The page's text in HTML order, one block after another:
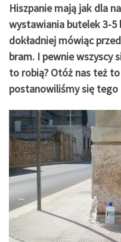
Hiszpanie mają jak dla
wystawiania butelek 3-5
dokładniej mówiąc
bram. I pewnie wszyscy
to robią? Otóż nas też
postanowiliśmy się tego